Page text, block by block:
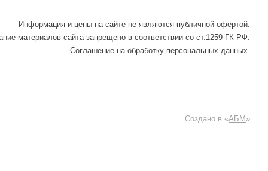
Информация и цены на сайте не являются публичной офертой.
материалов сайта запрещено в соответствии со ст.1259 ГК РФ.
Соглашение на обработку персональных данных.
Создано в «АБМ »